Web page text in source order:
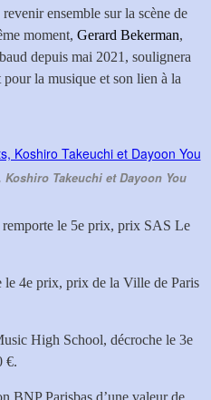
ensemble sur la scène de
moment, Gerard Bekerman,
depuis mai 2021, soulignera
la musique et son lien à la
Takeuchi et Dayoon You
remporte le 5e prix, prix SAS Le
le 4e prix, prix de la Ville de Paris
High School, décroche le 3e
€.
BNP Parisbas d’une valeur de